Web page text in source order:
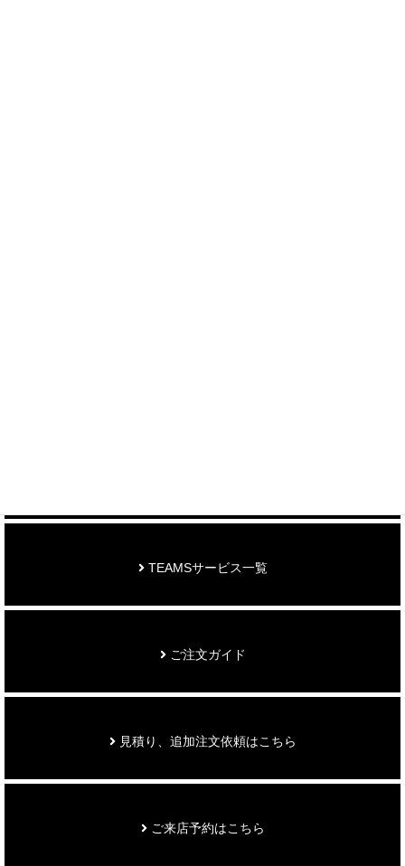
TEAMSサービス一覧
ご注文ガイド
見積り、追加注文依頼はこちら
ご来店予約はこちら